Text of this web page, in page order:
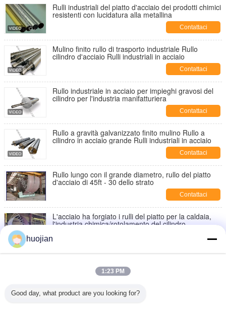
Rulli industriali del piatto d'acciaio dei prodotti chimici
resistenti con lucidatura alla metallina
Contattaci
Mulino finito rullo di trasporto industriale Rullo
cilindro d'acciaio Rulli industriali in acciaio
Contattaci
Rullo industriale in acciaio per impieghi gravosi del
cilindro per l'industria manifatturiera
Contattaci
Rullo a gravità galvanizzato finito mulino Rullo a
cilindro in acciaio grande Rulli industriali in acciaio
Contattaci
Rullo lungo con il grande diametro, rullo del piatto
d'acciaio di 45ft - 30 dello strato
Contattaci
L'acciaio ha forgiato i rulli del piatto per la caldaia,
l'industria chimica/rotolamento del cilindro
potenza idraulica nel cilindro, modello di U
Quattro - rulli a macchina simmetrici del piatto del
huojian
1:23 PM
Good day, what product are you looking for?